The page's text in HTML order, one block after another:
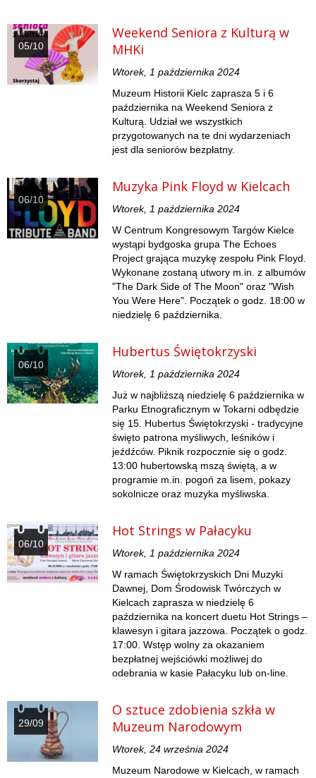
05/10
Weekend Seniora z Kulturą w
MHKi
Wtorek, 1 października 2024
Muzeum Historii Kielc zaprasza 5 i 6
października na Weekend Seniora z
Kulturą. Udział we wszystkich
przygotowanych na te dni wydarzeniach
jest dla seniorów bezpłatny.
06/10
Muzyka Pink Floyd w Kielcach
Wtorek, 1 października 2024
W Centrum Kongresowym Targów Kielce
wystąpi bydgoska grupa The Echoes
Project grająca muzykę zespołu Pink Floyd.
Wykonane zostaną utwory m.in. z albumów
"The Dark Side of The Moon" oraz "Wish
You Were Here". Początek o godz. 18:00 w
niedzielę 6 października.
06/10
Hubertus Świętokrzyski
Wtorek, 1 października 2024
Już w najbliższą niedzielę 6 października w
Parku Etnograficznym w Tokarni odbędzie
się 15. Hubertus Świętokrzyski - tradycyjne
święto patrona myśliwych, leśników i
jeźdźców. Piknik rozpocznie się o godz.
13:00 hubertowską mszą świętą, a w
programie m.in. pogoń za lisem, pokazy
sokolnicze oraz muzyka myśliwska.
06/10
Hot Strings w Pałacyku
Wtorek, 1 października 2024
W ramach Świętokrzyskich Dni Muzyki
Dawnej, Dom Środowisk Twórczych w
Kielcach zaprasza w niedzielę 6
października na koncert duetu Hot Strings –
klawesyn i gitara jazzowa. Początek o godz.
17:00. Wstęp wolny za okazaniem
bezpłatnej wejściówki możliwej do
odebrania w kasie Pałacyku lub on-line.
29/09
O sztuce zdobienia szkła w
Muzeum Narodowym
Wtorek, 24 września 2024
Muzeum Narodowe w Kielcach, w ramach